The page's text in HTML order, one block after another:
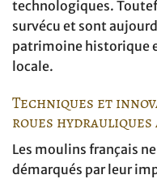
technologiques.
survécu et sont
patrimoine historique
locale.
Techniques et
roues
Les moulins français
démarqués par leur